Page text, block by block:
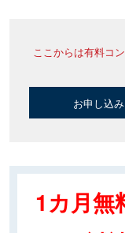
ここからは有料コ
お申し込み
1カ月無